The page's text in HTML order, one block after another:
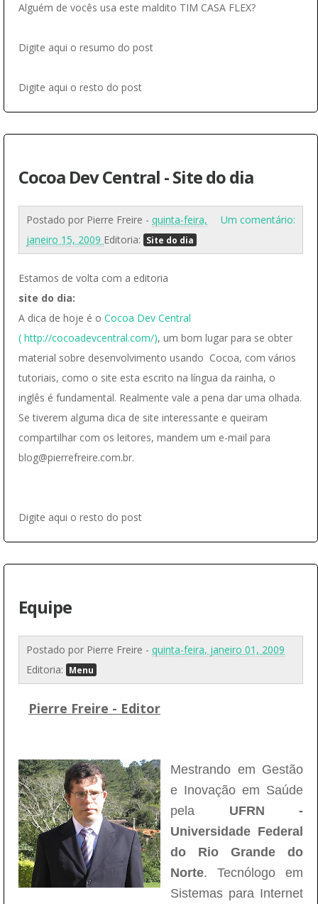
Alguém de vocês usa este maldito TIM CASA FLEX?
Digite aqui o resumo do post
Digite aqui o resto do post
Cocoa Dev Central - Site do dia
Um comentário:
Postado por Pierre Freire - quinta-feira,
janeiro 15, 2009 Editoria: Site do dia
Estamos de volta com a editoria
site do dia:
A dica de hoje é o Cocoa Dev Central
( http://cocoadevcentral.com/), um bom lugar para se obter
material sobre desenvolvimento usando Cocoa, com vários
tutoriais, como o site esta escrito na língua da rainha, o
inglês é fundamental. Realmente vale a pena dar uma olhada.
Se tiverem alguma dica de site interessante e queiram
compartilhar com os leitores, mandem um e-mail para
blog@pierrefreire.com.br.
Digite aqui o resto do post
Equipe
Postado por Pierre Freire - quinta-feira, janeiro 01, 2009
Editoria:
Menu
Pierre Freire - Editor
Mestrando em Gestão
e Inovação em Saúde
pela UFRN -
Universidade Federal
do Rio Grande do
Norte. Tecnólogo em
Sistemas para Internet